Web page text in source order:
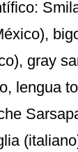
gray
lengua